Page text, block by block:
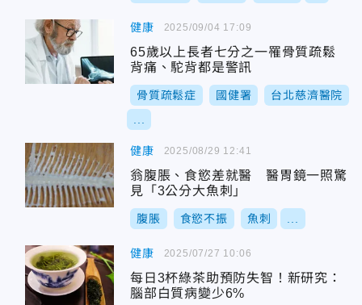
健康
65歲以上長者七分之一罹骨質疏鬆
背痛、駝背都是警訊
骨質疏鬆症 國健署 台北慈濟醫院
2025/09/04 17:09
健康
翁腹脹、食慾差就醫 醫胃鏡一照驚
見「3公分大魚刺」
腹脹 食慾不振 魚刺
2025/08/29 12:41
健康
每日3杯綠茶助預防失智！新研究：
腦部白質病變少6%
2025/07/27 10:06